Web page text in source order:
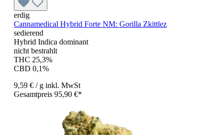
erdig
Cannamedical Hybrid Forte NM: Gorilla Zkittlez
sedierend
Hybrid Indica dominant
nicht bestrahlt
THC 25,3%
CBD 0,1%
9,59 € / g inkl. MwSt
Gesamtpreis 95,90 €*